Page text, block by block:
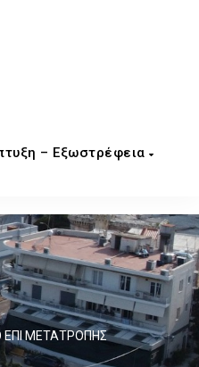
– Εξωστρέφεια
ΜΕΤΑΤΡΟΠΗΣ